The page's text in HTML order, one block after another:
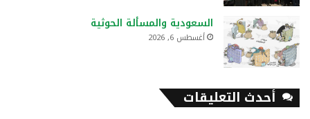
السعودية والمسألة الحوثية
أغسطس 6, 2026
أحدث التعليقات